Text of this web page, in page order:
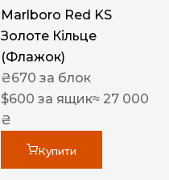
Marlboro Red KS
Золоте Кільце
(Флажок)
₴670 за блок
$600 за ящик≈ 27 000
₴
Купити